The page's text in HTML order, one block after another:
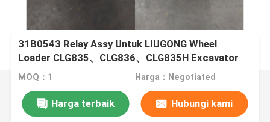
31B0543 Relay Assy Untuk LIUGONG Wheel
Loader CLG835、CLG836、CLG835H Excavator
CLG906C/D、CLG907D Motor Grader CLG4165、
MOQ：1 Harga：Negotiated
Harga terbaik Hubungi kami